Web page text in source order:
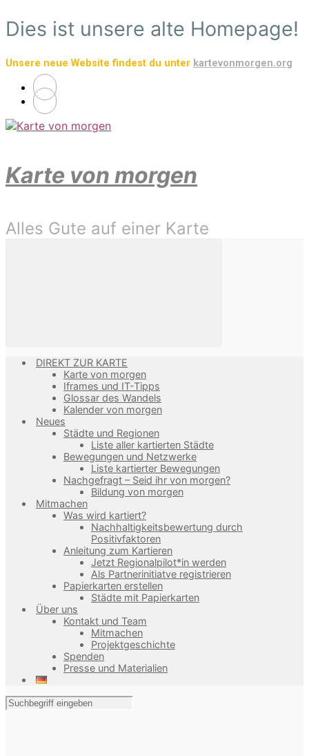
Zum
Hauptinhalt
Dies ist unsere alte Homepage!
Unsere neue Website findest du unter kartevonmorgen.org
Karte von morgen
Alles Gute auf einer Karte
DIREKT ZUR KARTE
Karte von morgen
Iframes und IT-Tipps
Glossar des Wandels
Kalender von morgen
Neues
Städte und Regionen
Liste aller kartierten Städte
Bewegungen und Netzwerke
Liste kartierter Bewegungen
Nachgefragt – Seid ihr von morgen?
Bildung von morgen
Mitmachen
Was wird kartiert?
Nachhaltigkeitsbewertung durch
Positivfaktoren
Anleitung zum Kartieren
Jetzt Regionalpilot*in werden
Als Partnerinitiatve registrieren
Papierkarten erstellen
Städte mit Papierkarten
Über uns
Kontakt und Team
Mitmachen
Projektgeschichte
Spenden
Presse und Materialien